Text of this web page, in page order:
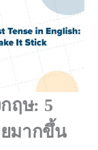
ฤษ: 5
มากขึ้น